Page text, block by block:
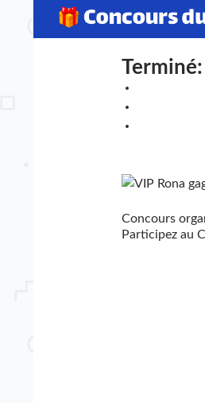
Concours
Participez au